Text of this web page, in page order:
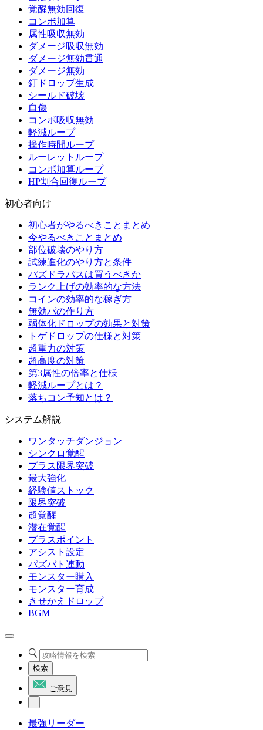
覚醒無効回復
コンボ加算
属性吸収無効
ダメージ吸収無効
ダメージ無効貫通
ダメージ無効
釘ドロップ生成
シールド破壊
自傷
コンボ吸収無効
軽減ループ
操作時間ループ
ルーレットループ
コンボ加算ループ
HP割合回復ループ
初心者向け
初心者がやるべきことまとめ
今やるべきことまとめ
部位破壊のやり方
試練進化のやり方と条件
パズドラパスは買うべきか
ランク上げの効率的な方法
コインの効率的な稼ぎ方
無効パの作り方
弱体化ドロップの効果と対策
トゲドロップの仕様と対策
超重力の対策
超高度の対策
第3属性の倍率と仕様
軽減ループとは？
落ちコン予知とは？
システム解説
ワンタッチダンジョン
シンクロ覚醒
プラス限界突破
最大強化
経験値ストック
限界突破
超覚醒
潜在覚醒
プラスポイント
アシスト設定
パズバト連動
モンスター購入
モンスター育成
きせかえドロップ
BGM
検索
ご意見
最強リーダー